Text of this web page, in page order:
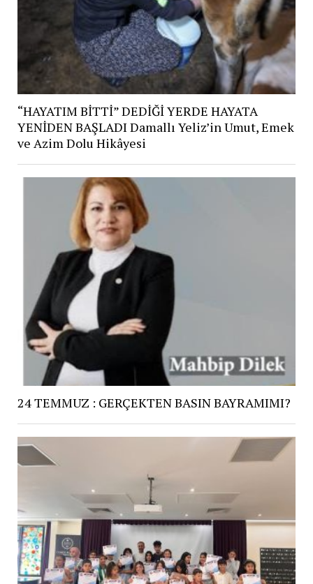
“HAYATIM BİTTİ” DEDİĞİ YERDE HAYATA
YENİDEN BAŞLADI Damallı Yeliz’in Umut, Emek
ve Azim Dolu Hikâyesi
24 TEMMUZ : GERÇEKTEN BASIN BAYRAMIMI?